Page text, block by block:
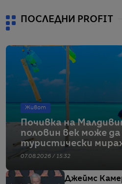
ПОСЛЕДНИ PROFIT
Живот
Почивка на
половин век може да
туристически
07.08.2026 / 15:32
Джеймс